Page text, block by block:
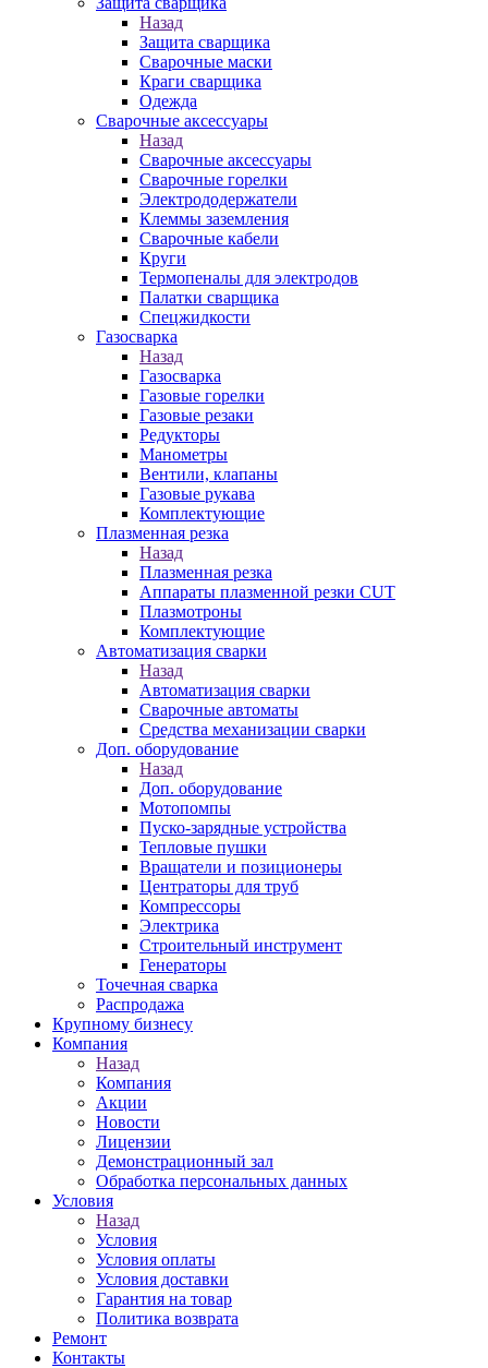
Назад
Защита сварщика
Сварочные маски
Краги сварщика
Одежда
Сварочные аксессуары
Назад
Сварочные аксессуары
Сварочные горелки
Электрододержатели
Клеммы заземления
Сварочные кабели
Круги
Термопеналы для электродов
Палатки сварщика
Спецжидкости
Газосварка
Назад
Газосварка
Газовые горелки
Газовые резаки
Редукторы
Манометры
Вентили, клапаны
Газовые рукава
Комплектующие
Плазменная резка
Назад
Плазменная резка
Аппараты плазменной резки CUT
Плазмотроны
Комплектующие
Автоматизация сварки
Назад
Автоматизация сварки
Сварочные автоматы
Средства механизации сварки
Доп. оборудование
Назад
Доп. оборудование
Мотопомпы
Пуско-зарядные устройства
Тепловые пушки
Вращатели и позиционеры
Центраторы для труб
Компрессоры
Электрика
Строительный инструмент
Генераторы
Точечная сварка
Распродажа
Крупному бизнесу
Компания
Назад
Компания
Акции
Новости
Лицензии
Демонстрационный зал
Обработка персональных данных
Условия
Назад
Условия
Условия оплаты
Условия доставки
Гарантия на товар
Политика возврата
Ремонт
Контакты